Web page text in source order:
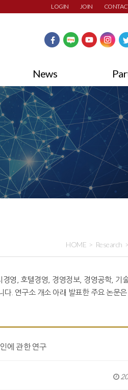
LOGIN JOIN
News
HOME Research
영, 호텔경영, 경영정보, 경영공학, 기
. 연구소 개소 아래 발표한 주요 논문
에 관한 연구